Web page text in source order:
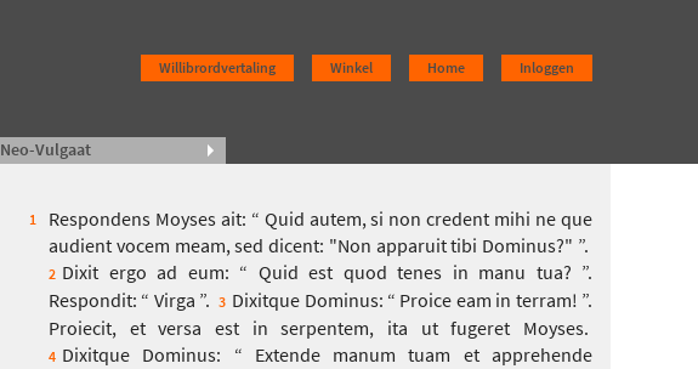
Inloggen
Home
Winkel
Willibrordvertaling
Neo-Vulgaat
1
Respondens Moyses ait: “ Quid autem, si non credent mihi ne que
audient vocem meam, sed dicent: "Non apparuit tibi Dominus?" ”.
2 Dixit ergo ad eum: “ Quid est quod tenes in manu tua? ”.
Respondit: “ Virga ”. 3 Dixitque Dominus: “ Proice eam in terram! ”.
Proiecit, et versa est in serpentem, ita ut fugeret Moyses.
4 Dixitque Dominus: “ Extende manum tuam et apprehende